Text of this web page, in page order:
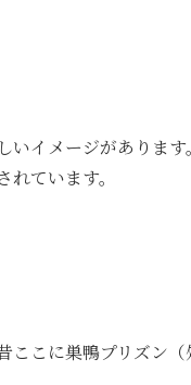
いイメージがありま
ています。
こに巣鴨プリズン（